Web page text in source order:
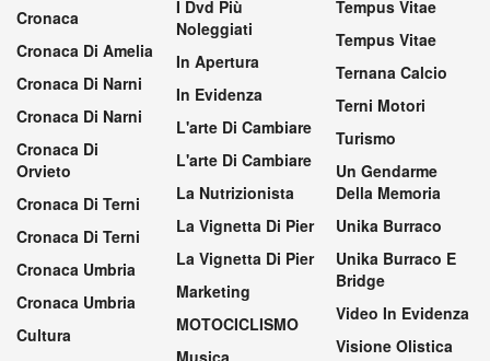
Cronaca
Cronaca Di Amelia
Cronaca Di Narni
Cronaca Di Narni
Cronaca Di
Orvieto
Cronaca Di Terni
Cronaca Di Terni
Cronaca Umbria
Cronaca Umbria
Cultura
I Dvd Più
Noleggiati
In Apertura
In Evidenza
L'arte Di Cambiare
L'arte Di Cambiare
La Nutrizionista
La Vignetta Di Pier
La Vignetta Di Pier
Marketing
MOTOCICLISMO
Musica
Tempus Vitae
Tempus Vitae
Ternana Calcio
Terni Motori
Turismo
Un Gendarme
Della Memoria
Unika Burraco
Unika Burraco E
Bridge
Video In Evidenza
Visione Olistica